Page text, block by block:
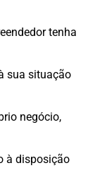
tenha
sua situação
negócio,
à disposição